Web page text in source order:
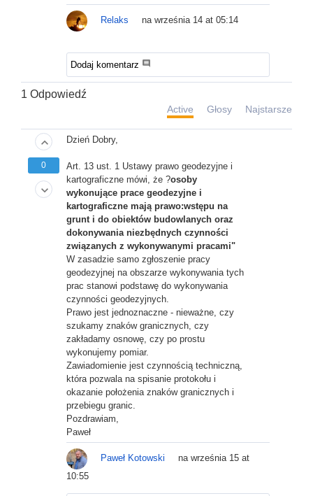
Relaks na września 14 at 05:14
Dodaj komentarz comment
1 Odpowiedź
Active Głosy Najstarsze
keyboard_arrow_up
0
keyboard_arrow_down
Dzień Dobry,
Art. 13 ust. 1 Ustawy prawo geodezyjne i
kartograficzne mówi, że ?osoby
wykonujące prace geodezyjne i
kartograficzne mają prawo:wstępu na
grunt i do obiektów budowlanych oraz
dokonywania niezbędnych czynności
związanych z wykonywanymi pracami"
W zasadzie samo zgłoszenie pracy
geodezyjnej na obszarze wykonywania tych
prac stanowi podstawę do wykonywania
czynności geodezyjnych.
Prawo jest jednoznaczne - nieważne, czy
szukamy znaków granicznych, czy
zakładamy osnowę, czy po prostu
wykonujemy pomiar.
Zawiadomienie jest czynnością techniczną,
która pozwala na spisanie protokołu i
okazanie położenia znaków granicznych i
przebiegu granic.
Pozdrawiam,
Paweł
Paweł Kotowski
na września 15 at
10:55